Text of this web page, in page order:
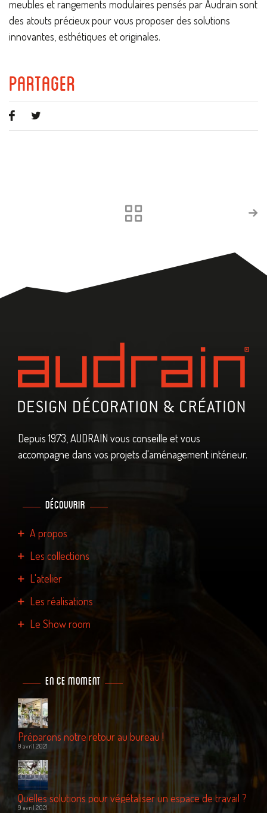
meubles et rangements modulaires pensés par Audrain sont
des atouts précieux pour vous proposer des solutions
innovantes, esthétiques et originales.
Depuis 1973, AUDRAIN vous conseille et vous
accompagne dans vos projets d'aménagement intérieur.
découvrir
A propos
Les collections
L'atelier
Les réalisations
Le Show room
En ce moment
Préparons notre retour au bureau !
9 avril 2021
Quelles solutions pour végétaliser un espace de travail ?
9 avril 2021